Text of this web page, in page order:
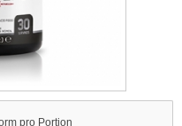
pro Portion